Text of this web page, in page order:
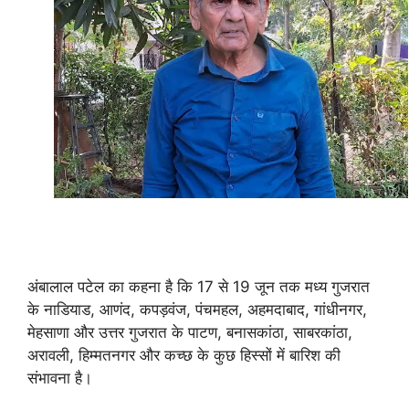
अंबालाल पटेल का कहना है कि 17 से 19 जून तक मध्य गुजरात
के नाडियाड, आणंद, कपड़वंज, पंचमहल, अहमदाबाद, गांधीनगर,
मेहसाणा और उत्तर गुजरात के पाटण, बनासकांठा, साबरकांठा,
अरावली, हिम्मतनगर और कच्छ के कुछ हिस्सों में बारिश की
संभावना है।